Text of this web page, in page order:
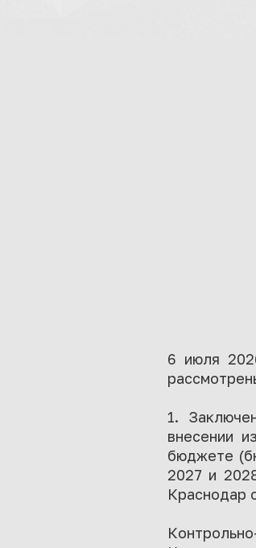
6 июля
1.
внесении
бюджете
2027 и
Краснодар